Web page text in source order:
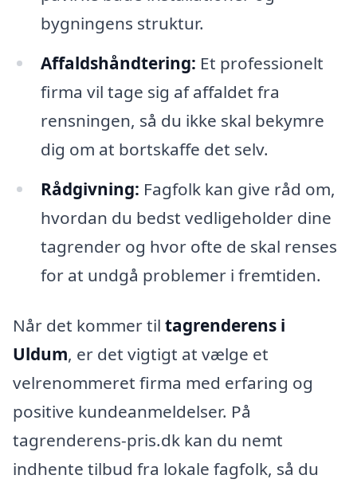
bygningens struktur.
Affaldshåndtering: Et professionelt
firma vil tage sig af affaldet fra
rensningen, så du ikke skal bekymre
dig om at bortskaffe det selv.
Rådgivning: Fagfolk kan give råd om,
hvordan du bedst vedligeholder dine
tagrender og hvor ofte de skal renses
for at undgå problemer i fremtiden.
Når det kommer til tagrenderens i
Uldum, er det vigtigt at vælge et
velrenommeret firma med erfaring og
positive kundeanmeldelser. På
tagrenderens-pris.dk kan du nemt
indhente tilbud fra lokale fagfolk, så du